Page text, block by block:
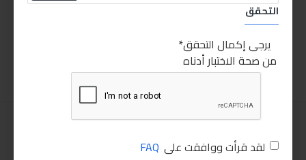
التحقق
يرجى إكمال التحقق
من صحة الاختبار أدناه
لقد قرأت ووافقت على FAQ
زيت محرك توب تك 4100 5W-40 - ليكوي مولي - 4 لتر
700.00LE
اضافة للسلة